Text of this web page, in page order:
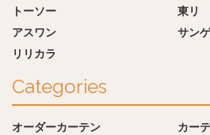
トーソー
東リ
アスワン
サン
リリカラ
Categories
オーダーカーテン
カー